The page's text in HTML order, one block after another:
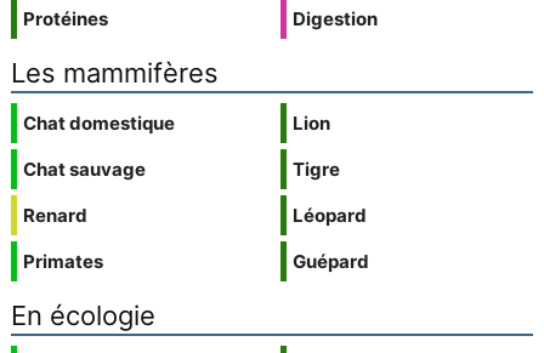
Protéines
Digestion
Les mammifères
Chat domestique
Chat sauvage
Renard
Primates
Lion
Tigre
Léopard
Guépard
En écologie